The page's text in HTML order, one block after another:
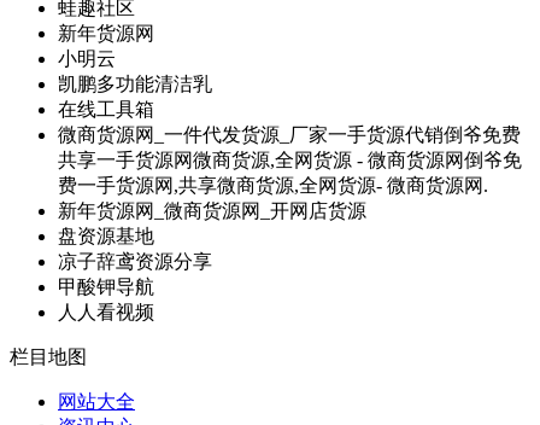
蛙趣社区
新年货源网
小明云
凯鹏多功能清洁乳
在线工具箱
微商货源网_一件代发货源_厂家一手货源代销倒爷免费
共享一手货源网微商货源,全网货源 - 微商货源网倒爷免
费一手货源网,共享微商货源,全网货源- 微商货源网.
新年货源网_微商货源网_开网店货源
盘资源基地
凉子辞鸢资源分享
甲酸钾导航
人人看视频
栏目地图
网站大全